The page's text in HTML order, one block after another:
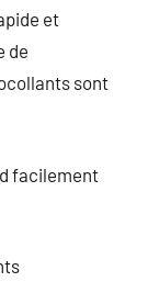
et
de
sont
facilement